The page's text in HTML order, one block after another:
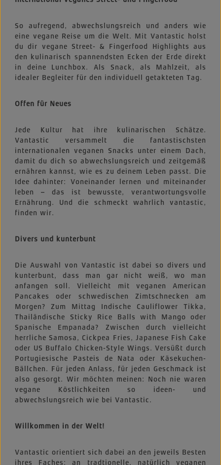
So aufregend, abwechslungsreich und anders wie
eine vegane Reise um die Welt. Mit Vantastic holst
du dir vegane Street- & Fingerfood Highlights aus
den kulinarisch spannendsten Ecken der Erde direkt
in deine Lunchbox. Als Snack, als Mahlzeit, als
idealer Begleiter für den individuell getakteten Tag.
Offen für Neues
Jede Kultur hat ihre kulinarischen Schätze.
Vantastic versammelt die fantastischsten
internationalen veganen Snacks unter einem Dach,
damit du dich so abwechslungsreich und zeitgemäß
ernähren kannst, wie es zu deinem Leben passt. Die
Idee dahinter: Voneinander lernen und miteinander
leben – das ist bewusste, verantwortungsvolle
Ernährung. Und die schmeckt wahrlich vantastic,
finden wir.
Divers und kunterbunt
Die Auswahl von Vantastic ist dabei so divers und
kunterbunt, dass man gar nicht weiß, wo man
anfangen soll. Vielleicht mit veganen American
Pancakes oder schwedischen Zimtschnecken am
Morgen? Zum Mittag Indische Cauliflower Tikka,
Thailändische Sticky Rice Balls with Mango oder
Spanische Empanada? Zwischen durch vielleicht
herrliche Samosa, Cickpea Fries, Japanese Fish Cake
oder US Buffalo Chicken-Style Wings. Versüßt durch
Portugiesische Pasteis de Nata oder Käsekuchen-
Bällchen. Für jeden Anlass, für jeden Geschmack ist
also gesorgt. Wir möchten meinen: Noch nie waren
vegane Köstlichkeiten so ideen- und
abwechslungsreich wie bei Vantastic.
Willkommen in der Welt!
Vantastic orientiert sich dabei an den jeweils Besten
ihres Faches: an tradtionelle, natürlich veganen